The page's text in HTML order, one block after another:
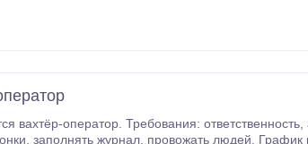
Требования: ответственность, активность. Возраст от 50 лет Обязанности:
Записаться